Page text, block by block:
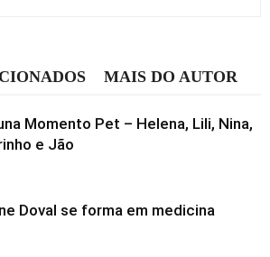
MAIS DO AUTOR
Momento Pet – Helena, Lili, Nina,
e Jão
Doval se forma em medicina